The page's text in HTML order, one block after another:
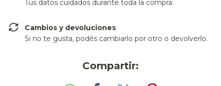
Tus datos cuidados durante toda la compra.
Cambios y devoluciones
Si no te gusta, podés cambiarlo por otro o devolverlo.
Compartir: